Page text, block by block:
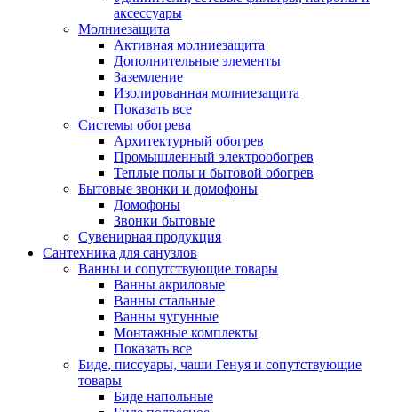
аксессуары
Молниезащита
Активная молниезащита
Дополнительные элементы
Заземление
Изолированная молниезащита
Показать все
Системы обогрева
Архитектурный обогрев
Промышленный электрообогрев
Теплые полы и бытовой обогрев
Бытовые звонки и домофоны
Домофоны
Звонки бытовые
Сувенирная продукция
Сантехника для санузлов
Ванны и сопутствующие товары
Ванны акриловые
Ванны стальные
Ванны чугунные
Монтажные комплекты
Показать все
Биде, писсуары, чаши Генуя и сопутствующие
товары
Биде напольные